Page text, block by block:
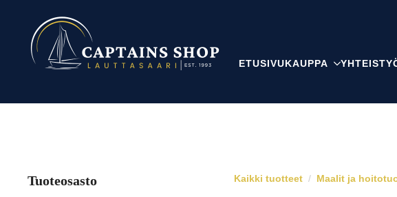
ETUSIVUKAUPPA
Tuoteosasto Kaikki tuotteet Maalit ja